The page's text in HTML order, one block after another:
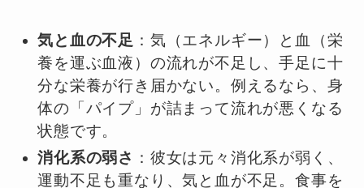
気と血の不足 ：気（エネルギー）と血（栄
養を運ぶ血液）の流れが不足し、手足に十
分な栄養が行き届かない。例えるなら、身
体の「パイプ」が詰まって流れが悪くなる
状態です。
消化系の弱さ ：彼女は元々消化系が弱く、
運動不足も重なり、気と血が不足。食事を